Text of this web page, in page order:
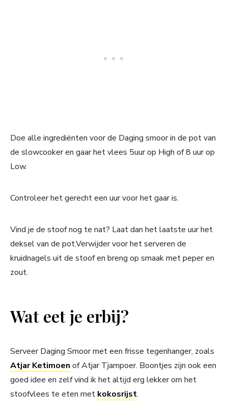
Doe alle ingrediënten voor de Daging smoor in de pot van
de slowcooker en gaar het vlees 5uur op High of 8 uur op
Low.
Controleer het gerecht een uur voor het gaar is.
Vind je de stoof nog te nat? Laat dan het laatste uur het
deksel van de pot.Verwijder voor het serveren de
kruidnagels uit de stoof en breng op smaak met peper en
zout.
Wat eet je erbij?
Serveer Daging Smoor met een frisse tegenhanger, zoals
Atjar Ketimoen of Atjar Tjampoer. Boontjes zijn ook een
goed idee en zelf vind ik het altijd erg lekker om het
stoofvlees te eten met kokosrijst.